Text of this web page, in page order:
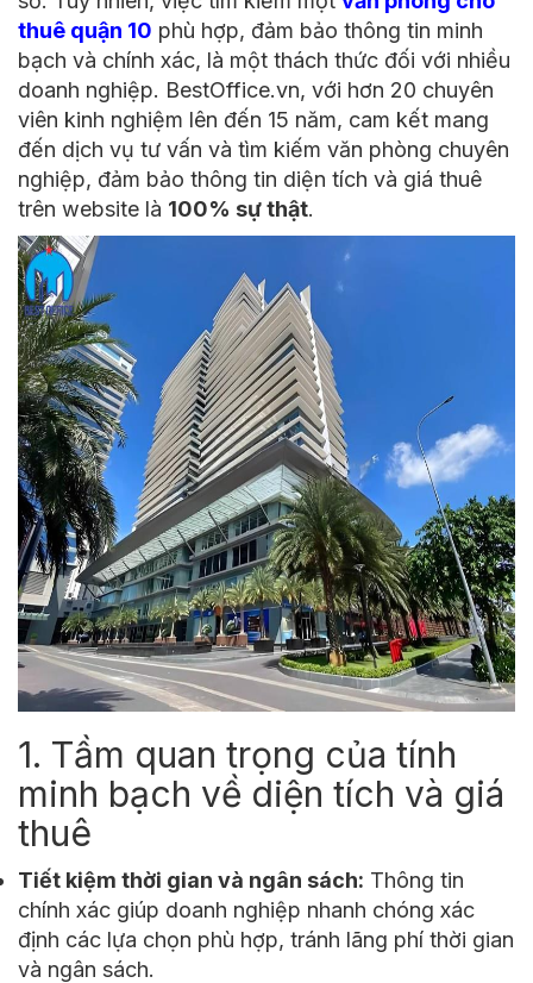
thuê quận 10 phù hợp, đảm bảo thông tin minh
bạch và chính xác, là một thách thức đối với nhiều
doanh nghiệp. BestOffice.vn, với hơn 20 chuyên
viên kinh nghiệm lên đến 15 năm, cam kết mang
đến dịch vụ tư vấn và tìm kiếm văn phòng chuyên
nghiệp, đảm bảo thông tin diện tích và giá thuê
trên website là 100% sự thật.
1. Tầm quan trọng của tính
minh bạch về diện tích và giá
thuê
Tiết kiệm thời gian và ngân sách: Thông tin
chính xác giúp doanh nghiệp nhanh chóng xác
định các lựa chọn phù hợp, tránh lãng phí thời gian
và ngân sách.